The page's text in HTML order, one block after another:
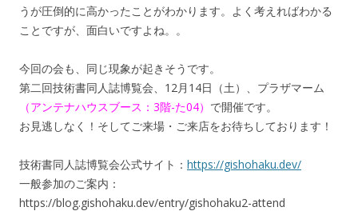
うが圧倒的に高かったことがわかります。よく考えればわかる
ことですが、面白いですよね。。
今回の会も、同じ現象が起きそうです。
第二回技術書同人誌博覧会、12月14日（土）、プラザマーム
（アンテナハウスブース：3階-た04） で開催です。
お見逃しなく！そしてご来場・ご来店をお待ちしております！
技術書同人誌博覧会公式サイト： https://gishohaku.dev/
一般参加のご案内：
https://blog.gishohaku.dev/entry/gishohaku2-attend